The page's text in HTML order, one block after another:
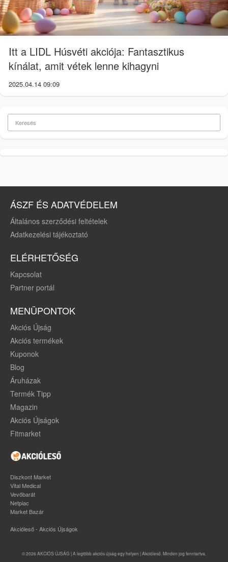
Itt a LIDL Húsvéti akciója: Fantasztikus
kínálat, amit vétek lenne kihagyni
2025.04.14 09:09
ÁSZF ÉS ADATVÉDELEM
Általános szerződési feltételek
Adatkezelési tájékoztató
ELÉRHETŐSÉG
Kapcsolat
Partner portál
MENÜPONTOK
Akciós Újság
Akciós termékek
Kuponok
Blog
Áruházak
Termék Tipp
Magazin
Akciós Újságok
Fitmarket
Diszkont Market
Vital Medical
Vevőbarát
Netpiac
Market Bazár
Akcióleső - Akciós Újságok
© 2026 AKCIÓS ÚJSÁG | A legtöbb akciós újság egy helyen | Akcióleső. Minden jog fenntartva.